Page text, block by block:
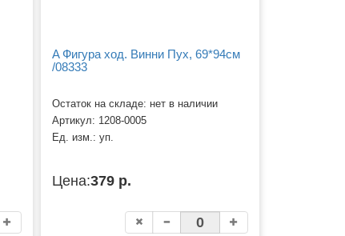
A Фигура ход. Винни Пух, 69*94см
/08333
Остаток на складе: нет в наличии
Артикул: 1208-0005
Ед. изм.:уп.
Цена:379 р.